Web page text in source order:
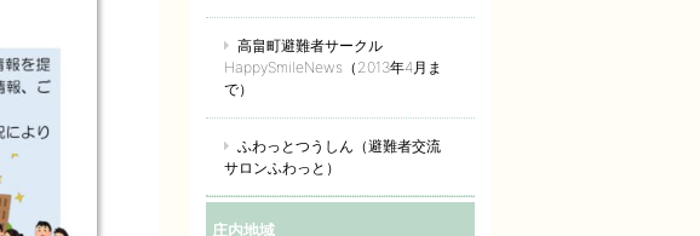
高畠町避難者サークル
HappySmileNews（2013年4月ま
で）
ふわっとつうしん（避難者交流
サロンふわっと）
庄内地域